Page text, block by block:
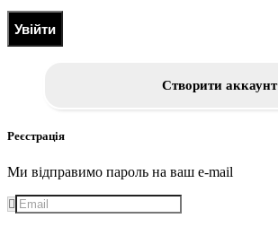
Увійти
Створити аккаунт
Реєстрація
Ми відправимо пароль на ваш e-mail